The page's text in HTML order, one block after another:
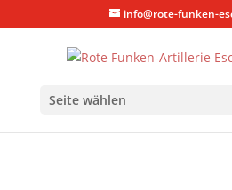
info@rote-funken-
Seite wählen